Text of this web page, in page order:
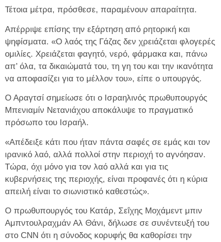
Τέτοια μέτρα, πρόσθεσε, παραμένουν απαραίτητα.
Απέρριψε επίσης την εξάρτηση από ρητορική και
ψηφίσματα. «Ο λαός της Γάζας δεν χρειάζεται φλογερές
ομιλίες. Χρειάζεται φαγητό, νερό, φάρμακα και, πάνω
απ’ όλα, τα δικαιώματά του, τη γη του και την ικανότητα
να αποφασίζει για το μέλλον του», είπε ο υπουργός.
Ο Αραγτσί σημείωσε ότι ο Ισραηλινός πρωθυπουργός
Μπενιαμίν Νετανιάχου αποκάλυψε το πραγματικό
πρόσωπο του Ισραήλ.
«Απέδειξε κάτι που ήταν πάντα σαφές σε εμάς και τον
ιρανικό λαό, αλλά πολλοί στην περιοχή το αγνόησαν.
Τώρα, όχι μόνο για τον λαό αλλά και για τις
κυβερνήσεις της περιοχής, είναι προφανές ότι η κύρια
απειλή είναι το σιωνιστικό καθεστώς».
Ο πρωθυπουργός του Κατάρ, Σεΐχης Μοχάμεντ μπιν
Αμπντουλραχμάν Αλ Θάνι, δήλωσε σε συνέντευξή του
στο CNN ότι η σύνοδος κορυφής θα καθορίσει την